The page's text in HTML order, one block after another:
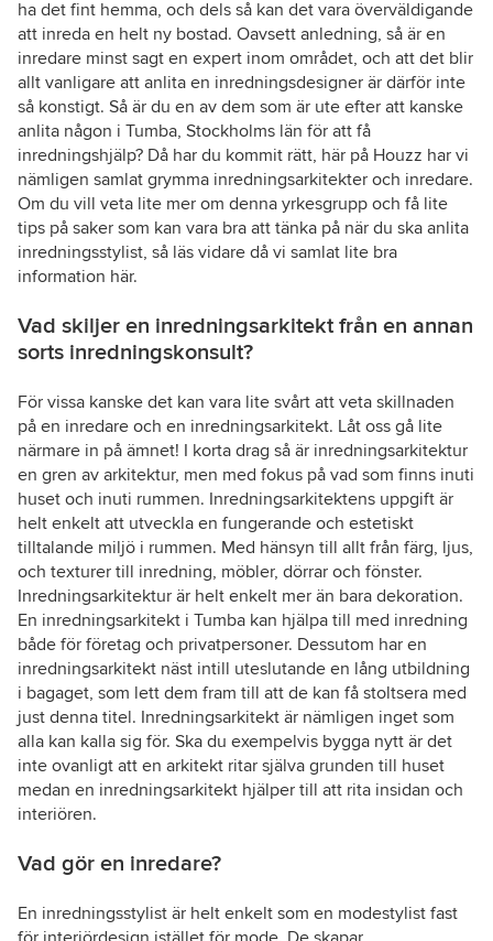
ha det fint hemma, och dels så kan det vara överväldigande
att inreda en helt ny bostad. Oavsett anledning, så är en
inredare minst sagt en expert inom området, och att det blir
allt vanligare att anlita en inredningsdesigner är därför inte
så konstigt. Så är du en av dem som är ute efter att kanske
anlita någon i Tumba, Stockholms län för att få
inredningshjälp? Då har du kommit rätt, här på Houzz har vi
nämligen samlat grymma inredningsarkitekter och inredare.
Om du vill veta lite mer om denna yrkesgrupp och få lite
tips på saker som kan vara bra att tänka på när du ska anlita
inredningsstylist, så läs vidare då vi samlat lite bra
information här.
Vad skiljer en inredningsarkitekt från en annan
sorts inredningskonsult?
För vissa kanske det kan vara lite svårt att veta skillnaden
på en inredare och en inredningsarkitekt. Låt oss gå lite
närmare in på ämnet! I korta drag så är inredningsarkitektur
en gren av arkitektur, men med fokus på vad som finns inuti
huset och inuti rummen. Inredningsarkitektens uppgift är
helt enkelt att utveckla en fungerande och estetiskt
tilltalande miljö i rummen. Med hänsyn till allt från färg, ljus,
och texturer till inredning, möbler, dörrar och fönster.
Inredningsarkitektur är helt enkelt mer än bara dekoration.
En inredningsarkitekt i Tumba kan hjälpa till med inredning
både för företag och privatpersoner. Dessutom har en
inredningsarkitekt näst intill uteslutande en lång utbildning
i bagaget, som lett dem fram till att de kan få stoltsera med
just denna titel. Inredningsarkitekt är nämligen inget som
alla kan kalla sig för. Ska du exempelvis bygga nytt är det
inte ovanligt att en arkitekt ritar själva grunden till huset
medan en inredningsarkitekt hjälper till att rita insidan och
interiören.
Vad gör en inredare?
En inredningsstylist är helt enkelt som en modestylist fast